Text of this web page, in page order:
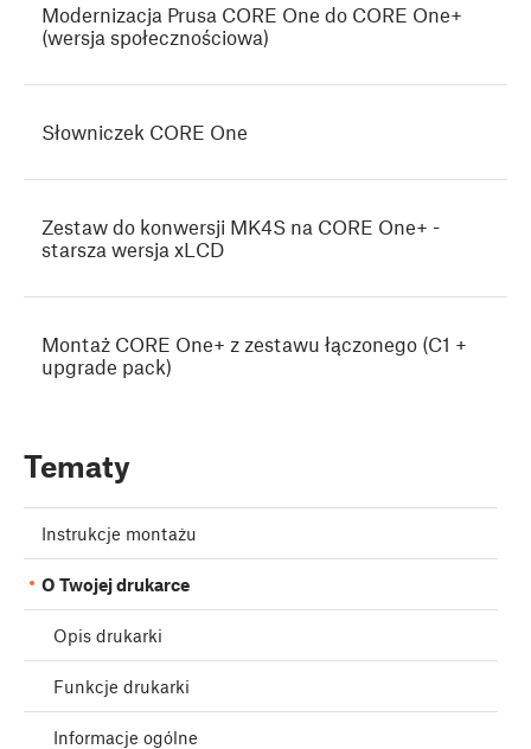
Modernizacja Prusa CORE One do CORE One+
(wersja społecznościowa)
Słowniczek CORE One
Zestaw do konwersji MK4S na CORE One+ -
starsza wersja xLCD
Montaż CORE One+ z zestawu łączonego (C1 +
upgrade pack)
Tematy
Instrukcje montażu
O Twojej drukarce
Opis drukarki
Funkcje drukarki
Informacje ogólne